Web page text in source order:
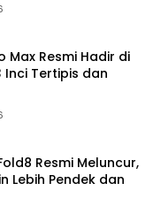
Max Resmi Hadir di
Inci Tertipis dan
Resmi Meluncur,
Lebih Pendek dan